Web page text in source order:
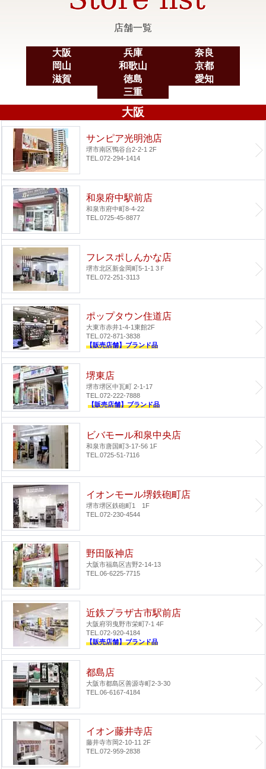
店舗一覧
大阪 兵庫
奈良
岡山
和歌山
京都
滋賀
徳島
愛知
三重
大阪
サンピア光明池店
堺市南区鴨谷台2-2-1 2F
TEL.072-294-1414
和泉府中駅前店
和泉市府中町8-4-22
TEL.0725-45-8877
フレスポしんかな店
堺市北区新金岡町5-1-1 3Ｆ
TEL.072-251-3113
ポップタウン住道店
大東市赤井1-4-1 東館2F
TEL.072-871-3838
【販売店舗】ブランド品
堺東店
堺市堺区中瓦町 2-1-17
TEL.072-222-7888
【販売店舗】ブランド品
ビバモール和泉中央店
和泉市唐国町3-17-56 1F
TEL.0725-51-7116
イオンモール堺鉄砲町店
堺市堺区鉄砲町1 1F
TEL.072-230-4544
野田阪神店
大阪市福島区吉野2-14-13
TEL.06-6225-7715
近鉄プラザ古市駅前店
大阪府羽曳野市栄町7-1 4F
TEL.072-920-4184
【販売店舗】ブランド品
都島店
大阪市都島区善源寺町2-3-30
TEL.06-6167-4184
イオン藤井寺店
藤井寺市岡2-10-11 2F
TEL.072-959-2838